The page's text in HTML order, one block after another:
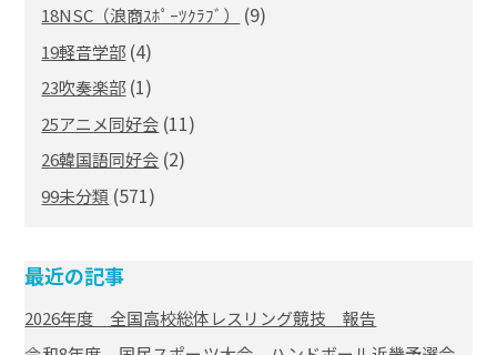
18NSC（浪商ｽﾎﾟｰﾂｸﾗﾌﾞ） (9)
19軽音学部 (4)
23吹奏楽部 (1)
25アニメ同好会 (11)
26韓国語同好会 (2)
99未分類 (571)
最近の記事
2026年度 全国高校総体レスリング競技 報告